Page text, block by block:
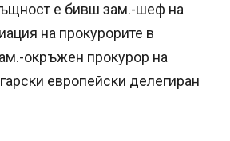
е бивш зам.-шеф на
на прокурорите в
окръжен прокурор на
европейски делегиран